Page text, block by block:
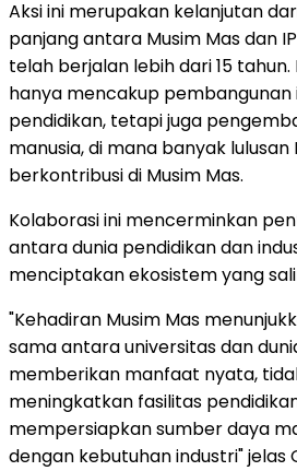
Aksi ini merupakan kelanjutan
panjang antara Musim Mas dan
telah berjalan lebih dari 15
hanya mencakup
pendidikan, tetapi juga
manusia, di mana banyak lulusan
berkontribusi di Musim Mas.
Kolaborasi ini mencerminkan
antara dunia pendidikan dan
menciptakan ekosistem yang
"Kehadiran Musim Mas
sama antara universitas dan
memberikan manfaat nyata,
meningkatkan fasilitas
mempersiapkan sumber daya
dengan kebutuhan industri" jelas